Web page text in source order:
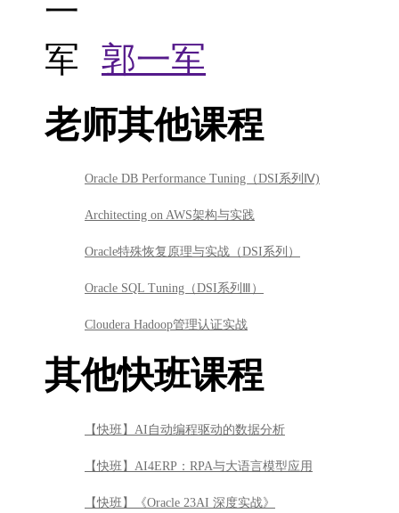
郭一军
老师其他课程
Oracle DB Performance Tuning（DSI系列Ⅳ)
Architecting on AWS架构与实践
Oracle特殊恢复原理与实战（DSI系列）
Oracle SQL Tuning（DSI系列Ⅲ）
Cloudera Hadoop管理认证实战
其他快班课程
【快班】AI自动编程驱动的数据分析
【快班】AI4ERP：RPA与大语言模型应用
【快班】《Oracle 23AI 深度实战》